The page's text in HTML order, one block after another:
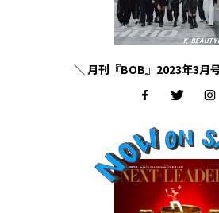
＼ 月刊『BOB』2023年3月